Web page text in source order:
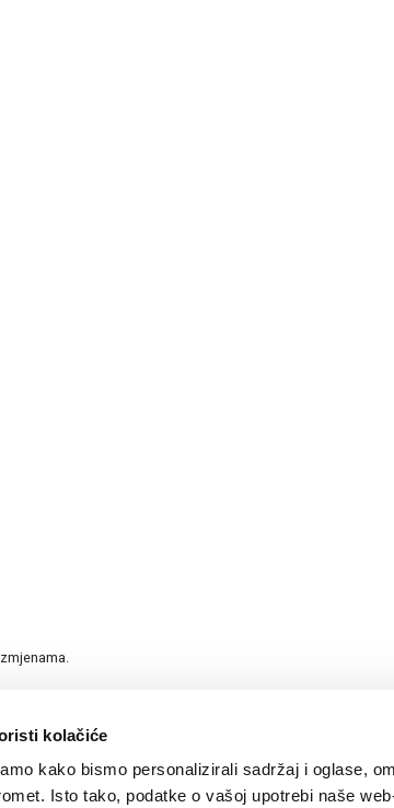
kolačiće
kako bismo personalizirali sadržaj i oglase,
Isto tako, podatke o vašoj upotrebi naše